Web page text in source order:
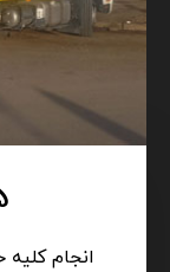
انجام